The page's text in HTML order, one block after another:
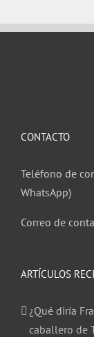
CONTACTO
Teléfono de
WhatsApp)
Correo de
ARTÍCULOS
¿Qué diría
caballero de